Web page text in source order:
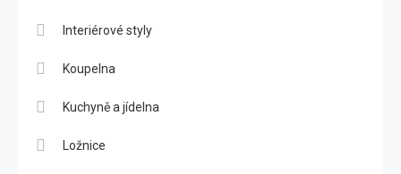
Interiérové styly
Koupelna
Kuchyně a jídelna
Ložnice